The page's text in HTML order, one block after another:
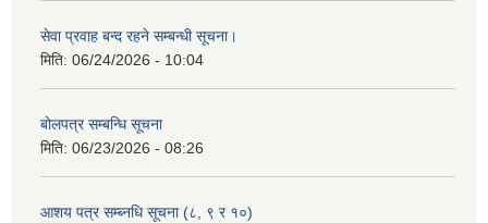
सेवा प्रवाह बन्द रहने सम्बन्धी सूचना।
मिति: 06/24/2026 - 10:04
बोलपत्र सम्बन्धि सूचना
मिति: 06/23/2026 - 08:26
आशय पत्र सम्ब्नधि सूचना (८, ९ र १०)